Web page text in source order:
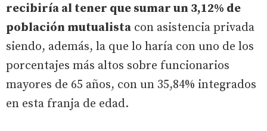
recibiría al tener que sumar un 3,12% de
población mutualista con asistencia privada
siendo, además, la que lo haría con uno de los
porcentajes más altos sobre funcionarios
mayores de 65 años, con un 35,84% integrados
en esta franja de edad.